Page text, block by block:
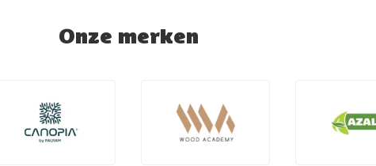
Onze merken